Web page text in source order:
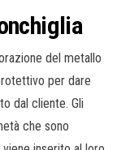
del metallo
per dare
dal cliente. Gli
che sono